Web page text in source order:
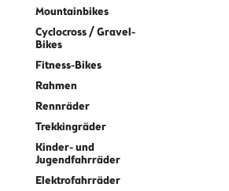
Mountainbikes
Cyclocross / Gravel-
Bikes
Fitness-Bikes
Rahmen
Rennräder
Trekkingräder
Kinder- und
Jugendfahrräder
Elektrofahrräder